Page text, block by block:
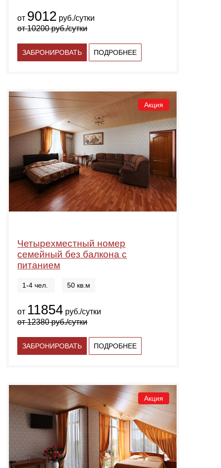
от 9012 руб./сутки
от10200руб./сутки
ЗАБРОНИРОВАТЬ ПОДРОБНЕЕ
Акция
Четырехместный номер
семейный без балкона с
питанием
1-4 чел. 50 кв.м
от 11854 руб./сутки
от12380руб./сутки
ЗАБРОНИРОВАТЬ ПОДРОБНЕЕ
Акция